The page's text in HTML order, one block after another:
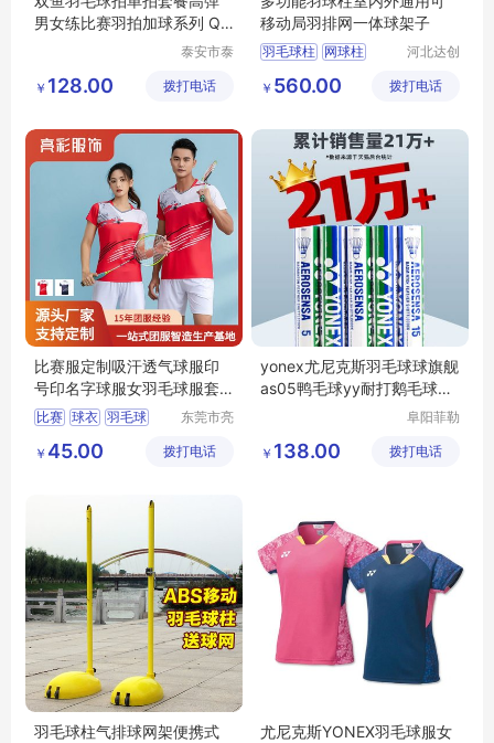
男女练比赛羽拍加球系列 QT
泰安市泰
瑞特健身
￥ 128.00 拨打电话
移动局羽排网一体球架子
羽毛球柱 网球柱
铸铁羽毛球柱
河北达创
有限公司
￥ 560.00 拨打电话
比赛服定制吸汗透气球服印
号印名字球服女羽毛球服套
装女款
比赛 球衣 羽毛球
东莞市亮
限公司
￥ 45.00 拨打电话
yonex尤尼克斯羽毛球球旗舰
as05鸭毛球yy耐打鹅毛球AS
阜阳菲勒
公司
￥ 138.00 拨打电话
羽毛球柱气排球网架便携式
尤尼克斯YONEX羽毛球服女